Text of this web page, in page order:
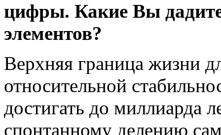
цифры. Какие Вы
элементов?
Верхняя граница жизни
относительной
достигать до миллиарда
спонтанному делению